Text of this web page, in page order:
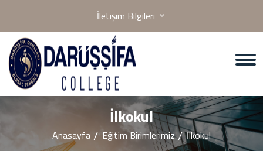
İletişim Bilgileri
İlkokul
Anasayfa Eğitim Birimlerimiz İlkokul